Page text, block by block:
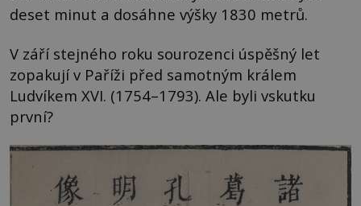
deset minut a dosáhne výšky 1830 metrů.
V září stejného roku sourozenci úspěšný let
zopakují v Paříži před samotným králem
Ludvíkem XVI. (1754–1793). Ale byli vskutku
první?